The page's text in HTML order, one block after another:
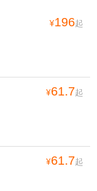
¥196起
¥61.7起
¥61.7起